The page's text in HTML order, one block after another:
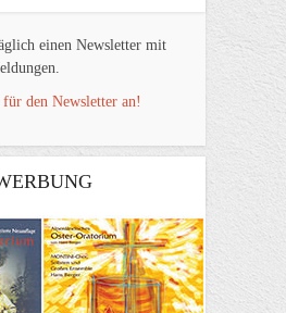
einen Newsletter mit
den Newsletter an!